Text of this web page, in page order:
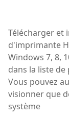
Télécharger et
d'imprimante
Windows 7, 8,
dans la liste
Vous pouvez
visionner que
système